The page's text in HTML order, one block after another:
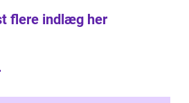
flere indlæg her